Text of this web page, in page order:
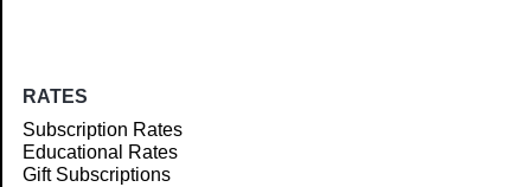
RATES
Subscription Rates
Educational Rates
Gift Subscriptions